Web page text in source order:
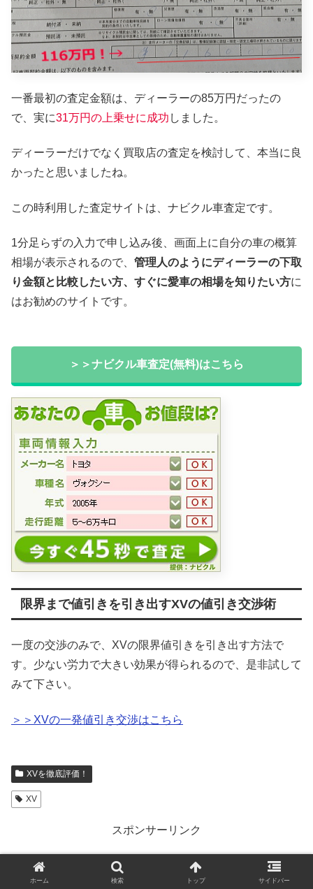
一番最初の査定金額は、ディーラーの85万円だったの
で、実に31万円の上乗せに成功 しました。
ディーラーだけでなく買取店の査定を検討して、本当に良
かったと思いましたね。
この時利用した査定サイトは、ナビクル車査定です。
1分足らずの入力で申し込み後、画面上に自分の車の概算
相場が表示されるので、 管理人のようにディーラーの下取
り金額と比較したい方、すぐに愛車の相場を知りたい方に
はお勧めのサイトです。
＞＞ナビクル車査定(無料)はこちら
限界まで値引きを引き出すXVの値引き交渉術
一度の交渉のみで、XVの限界値引きを引き出す方法で
す。少ない労力で大きい効果が得られるので、是非試して
みて下さい。
＞＞XVの一発値引き交渉はこちら
XVを徹底評価！
XV
スポンサーリンク
ホーム 検索 トップ サイドバー